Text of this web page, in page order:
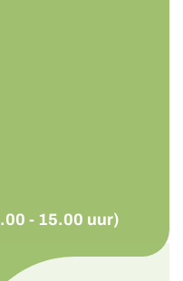
- 15.00 uur)